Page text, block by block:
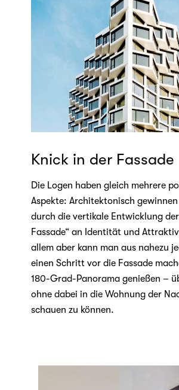
Knick in der Fassade
Die Logen haben gleich mehrere
Aspekte: Architektonisch
durch die vertikale Entwicklung
Fassade“ an Identität und
allem aber kann man aus nahezu
einen Schritt vor die Fassade
180-Grad-Panorama genießen –
ohne dabei in die Wohnung der
schauen zu können.